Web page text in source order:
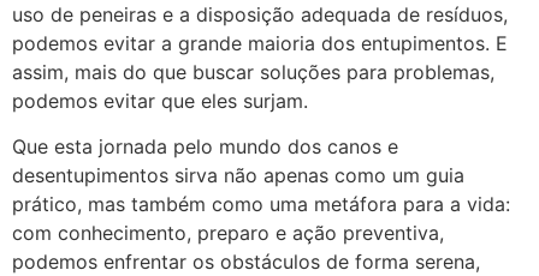
uso de peneiras e a disposição adequada de resíduos,
podemos evitar a grande maioria dos entupimentos. E
assim, mais do que buscar soluções para problemas,
podemos evitar que eles surjam.
Que esta jornada pelo mundo dos canos e
desentupimentos sirva não apenas como um guia
prático, mas também como uma metáfora para a vida:
com conhecimento, preparo e ação preventiva,
podemos enfrentar os obstáculos de forma serena,